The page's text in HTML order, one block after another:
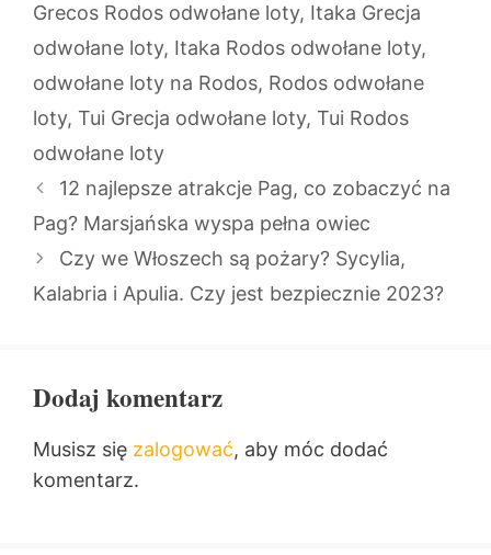
Grecos Rodos odwołane loty, Itaka Grecja
odwołane loty, Itaka Rodos odwołane loty,
odwołane loty na Rodos, Rodos odwołane
loty, Tui Grecja odwołane loty, Tui Rodos
odwołane loty
12 najlepsze atrakcje Pag, co zobaczyć na
Pag? Marsjańska wyspa pełna owiec
Czy we Włoszech są pożary? Sycylia,
Kalabria i Apulia. Czy jest bezpiecznie 2023?
Dodaj komentarz
Musisz się zalogować, aby móc dodać
komentarz.